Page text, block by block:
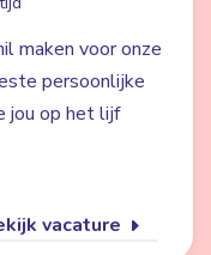
maken voor onze
persoonlijke
jou op het lijf
vacature